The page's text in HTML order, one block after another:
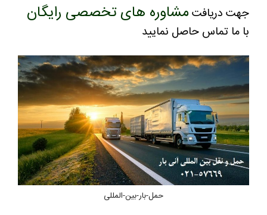
جهت دریافت مشاوره های تخصصی رایگان
با ما تماس حاصل نمایید
حمل-بار-بین-المللی